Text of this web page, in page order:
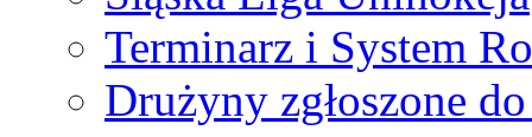
Terminarz i System
Drużyny zgłoszone